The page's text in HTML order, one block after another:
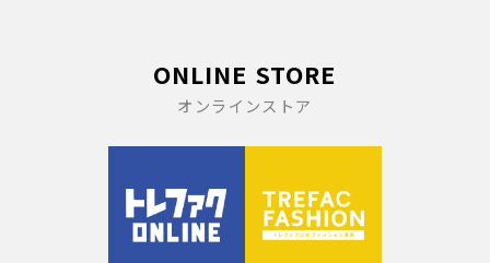
ONLINE STORE
オンラインストア